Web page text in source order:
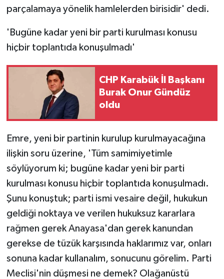
parçalamaya yönelik hamlelerden birisidir' dedi.
'Bugüne kadar yeni bir parti kurulması konusu
hiçbir toplantıda konuşulmadı'
CHP Karabük İl Başkanı
Burak Onur Gündüz
oldu
Emre, yeni bir partinin kurulup kurulmayacağına
ilişkin soru üzerine, 'Tüm samimiyetimle
söylüyorum ki; bugüne kadar yeni bir parti
kurulması konusu hiçbir toplantıda konuşulmadı.
Şunu konuştuk; parti ismi vesaire değil, hukukun
geldiği noktaya ve verilen hukuksuz kararlara
rağmen gerek Anayasa'dan gerek kanundan
gerekse de tüzük karşısında haklarımız var, onları
sonuna kadar kullanalım, sonucunu görelim. Parti
Meclisi'nin düşmesi ne demek? Olağanüstü